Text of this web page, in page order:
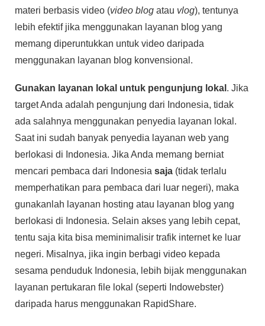
materi berbasis video (video blog atau vlog), tentunya
lebih efektif jika menggunakan layanan blog yang
memang diperuntukkan untuk video daripada
menggunakan layanan blog konvensional.
Gunakan layanan lokal untuk pengunjung lokal . Jika
target Anda adalah pengunjung dari Indonesia, tidak
ada salahnya menggunakan penyedia layanan lokal.
Saat ini sudah banyak penyedia layanan web yang
berlokasi di Indonesia. Jika Anda memang berniat
mencari pembaca dari Indonesia saja (tidak terlalu
memperhatikan para pembaca dari luar negeri), maka
gunakanlah layanan hosting atau layanan blog yang
berlokasi di Indonesia. Selain akses yang lebih cepat,
tentu saja kita bisa meminimalisir trafik internet ke luar
negeri. Misalnya, jika ingin berbagi video kepada
sesama penduduk Indonesia, lebih bijak menggunakan
layanan pertukaran file lokal (seperti Indowebster)
daripada harus menggunakan RapidShare.